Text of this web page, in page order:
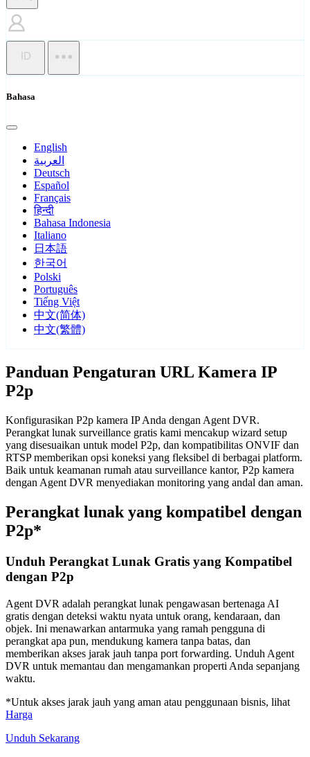
ID
Bahasa
English
العربية
Deutsch
Español
Français
हिन्दी
Bahasa Indonesia
Italiano
日本語
한국어
Polski
Português
Tiếng Việt
中文(简体)
中文(繁體)
Panduan Pengaturan URL Kamera IP
P2p
Konfigurasikan P2p kamera IP Anda dengan Agent DVR.
Perangkat lunak surveillance gratis kami mencakup wizard setup
yang disesuaikan untuk model P2p, dan kompatibilitas ONVIF dan
RTSP memberikan opsi koneksi yang fleksibel di berbagai platform.
Baik untuk keamanan rumah atau surveillance kantor, P2p kamera
dengan Agent DVR menyediakan monitoring yang andal dan aman.
Perangkat lunak yang kompatibel dengan
P2p*
Unduh Perangkat Lunak Gratis yang Kompatibel
dengan P2p
Agent DVR adalah perangkat lunak pengawasan bertenaga AI
gratis dengan deteksi waktu nyata untuk orang, kendaraan, dan
objek. Ini menawarkan antarmuka yang ramah pengguna di
perangkat apa pun, mendukung kamera tanpa batas, dan
memberikan akses jarak jauh tanpa port forwarding. Unduh Agent
DVR untuk memantau dan mengamankan properti Anda sepanjang
waktu.
*Untuk akses jarak jauh yang aman atau penggunaan bisnis, lihat
Harga
Unduh Sekarang